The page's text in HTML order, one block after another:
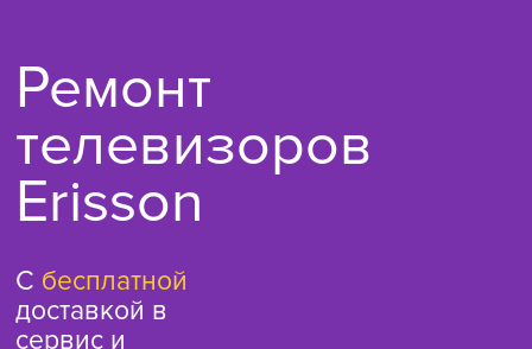
Ремонт
телевизоров
Erisson
С бесплатной
доставкой в
сервис и